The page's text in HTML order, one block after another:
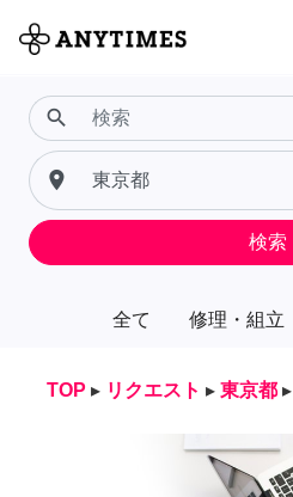
全て 修理・組立
search
place
検索
TOP ▸ リクエスト ▸ 東京都 ▸